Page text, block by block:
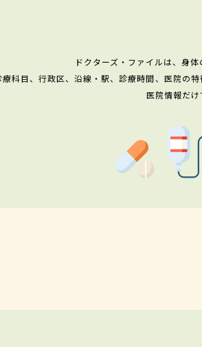
ドクターズ・ファイルは、身
療科目、行政区、沿線・駅、診療時間、医院の
医院情報だ